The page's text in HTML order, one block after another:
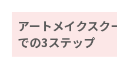
アートメイクスク
での3ステップ